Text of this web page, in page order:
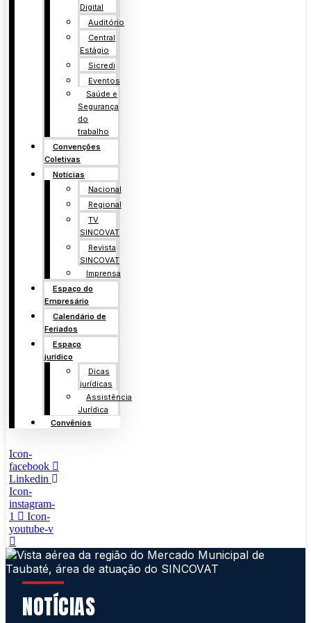
Digital
Auditório
Central
Estágio
Sicredi
Eventos
Saúde e
Segurança
do
trabalho
Convenções
Coletivas
Notícias
Nacional
Regional
TV
SINCOVAT
Revista
SINCOVAT
Imprensa
Espaço do
Empresário
Calendário de
Feriados
Espaço
jurídico
Dicas
jurídicas
Assistência
Jurídica
Convênios
Icon-
facebook
Linkedin
Icon-
instagram-
1
Icon-
youtube-v
NOTÍCIAS